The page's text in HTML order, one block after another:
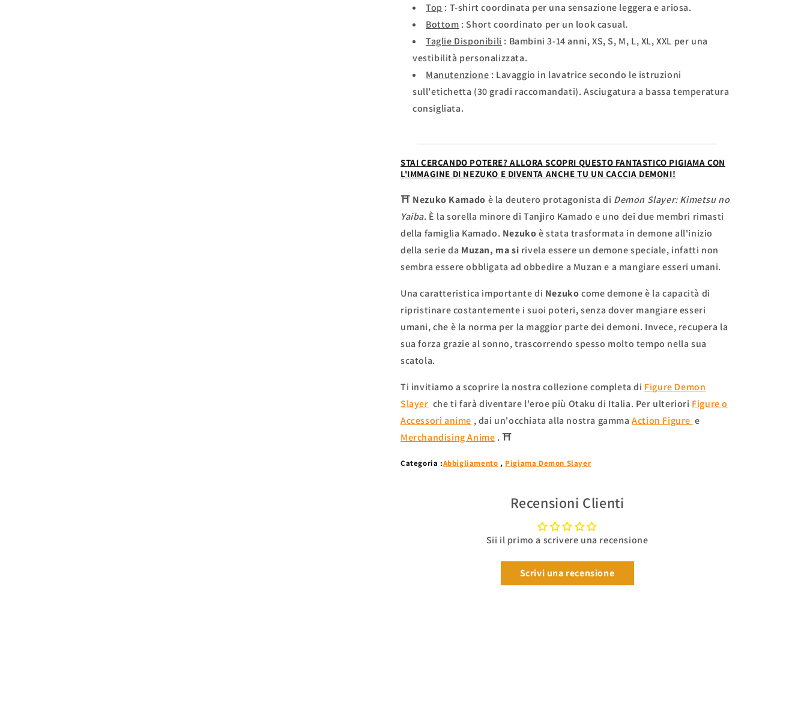
Top : T-shirt coordinata per una sensazione leggera e ariosa.
Bottom : Short coordinato per un look casual.
Taglie Disponibili : Bambini 3-14 anni, XS, S, M, L, XL, XXL per una
vestibilità personalizzata.
Manutenzione : Lavaggio in lavatrice secondo le istruzioni
sull'etichetta (30 gradi raccomandati). Asciugatura a bassa temperatura
consigliata.
STAI CERCANDO POTERE? ALLORA SCOPRI QUESTO FANTASTICO PIGIAMA CON
L'IMMAGINE DI NEZUKO E DIVENTA ANCHE TU UN CACCIA DEMONI!
⛩ Nezuko Kamado è la deutero protagonista di Demon Slayer: Kimetsu no
Yaiba. È la sorella minore di Tanjiro Kamado e uno dei due membri rimasti
della famiglia Kamado. Nezukoè stata trasformata in demone all'inizio
della serie da Muzan, ma si rivela essere un demone speciale, infatti non
sembra essere obbligata ad obbedire a Muzan e a mangiare esseri umani.
Una caratteristica importante di Nezukocome demone è la capacità di
ripristinare costantemente i suoi poteri, senza dover mangiare esseri
umani, che è la norma per la maggior parte dei demoni. Invece, recupera la
sua forza grazie al sonno, trascorrendo spesso molto tempo nella sua
scatola.
Ti invitiamo a scoprire la nostra collezione completa di Figure Demon
Slayer che ti farà diventare l'eroe più Otaku di Italia. Per ulteriori Figure o
Accessori anime , dai un'occhiata alla nostra gammaAction Figure e
Merchandising Anime .⛩
Categoria :Abbigliamento , Pigiama Demon Slayer
Recensioni Clienti
Sii il primo a scrivere una recensione
Scrivi una recensione